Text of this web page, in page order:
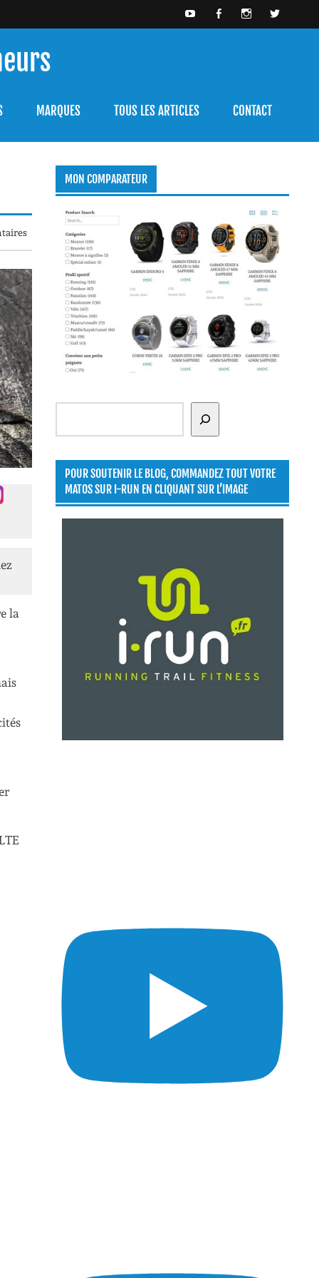
MARQUES TOUS LES ARTICLES CONTACT
la
MON COMPARATEUR
Rechercher
POUR SOUTENIR LE BLOG, COMMANDEZ TOUT VOTRE
MATOS SUR I-RUN EN CLIQUANT SUR L’IMAGE